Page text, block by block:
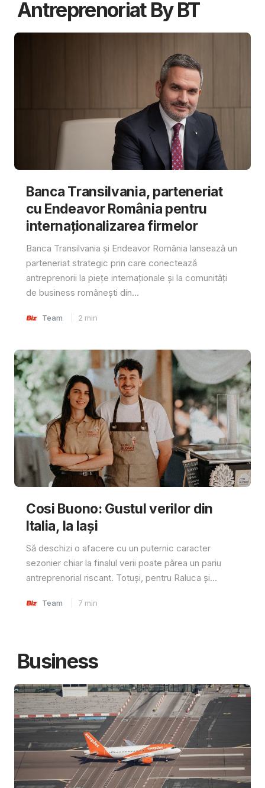
Antreprenoriat By BT
Banca Transilvania, parteneriat
cu Endeavor România pentru
internaționalizarea firmelor
Banca Transilvania și Endeavor România lansează un
parteneriat strategic prin care conectează
antreprenorii la piețe internaționale și la comunități
de business românești din...
Team 2 min
Cosi Buono: Gustul verilor din
Italia, la Iași
Să deschizi o afacere cu un puternic caracter
sezonier chiar la finalul verii poate părea un pariu
antreprenorial riscant. Totuși, pentru Raluca și...
Team 7 min
Business